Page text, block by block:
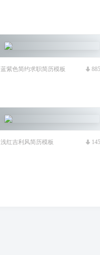
蓝紫色简约求职简历模板
浅红吉利风简历模板